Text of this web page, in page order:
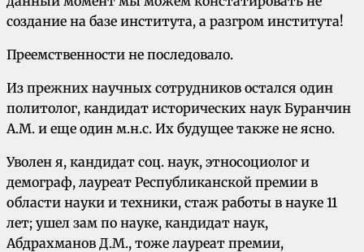
создание на базе института, а разгром института!
Преемственности не последовало.
Из прежних научных сотрудников остался один
политолог, кандидат исторических наук Буранчин
А.М. и еще один м.н.с. Их будущее также не ясно.
Уволен я, кандидат соц. наук, этносоциолог и
демограф, лауреат Республиканской премии в
области науки и техники, стаж работы в науке 11
лет; ушел зам по науке, кандидат наук,
Абдрахманов Д.М., тоже лауреат премии,